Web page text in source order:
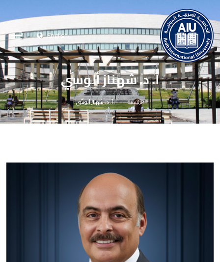
English
أ. د. شهناز ألوسي
الرئيسية أ. د. شهناز ألوسي